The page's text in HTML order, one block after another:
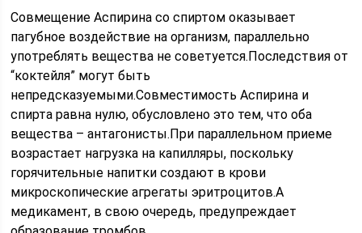
Совмещение Аспирина со спиртом оказывает
пагубное воздействие на организм, параллельно
употреблять вещества не советуется.Последствия от
“коктейля” могут быть
непредсказуемыми.Совместимость Аспирина и
спирта равна нулю, обусловлено это тем, что оба
вещества – антагонисты.При параллельном приеме
возрастает нагрузка на капилляры, поскольку
горячительные напитки создают в крови
микроскопические агрегаты эритроцитов.А
медикамент, в свою очередь, предупреждает